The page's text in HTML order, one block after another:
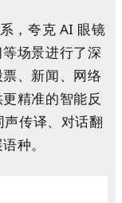
，夸克 AI 眼镜
场景进行了深
、新闻、网络
精准的智能反
传译、对话翻
种。